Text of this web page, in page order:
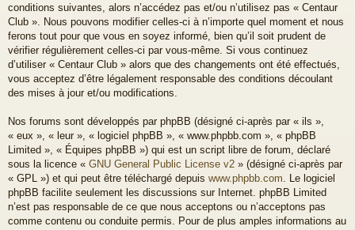
conditions suivantes, alors n’accédez pas et/ou n’utilisez pas « Centaur
Club ». Nous pouvons modifier celles-ci à n’importe quel moment et nous
ferons tout pour que vous en soyez informé, bien qu’il soit prudent de
vérifier régulièrement celles-ci par vous-même. Si vous continuez
d’utiliser « Centaur Club » alors que des changements ont été effectués,
vous acceptez d’être légalement responsable des conditions découlant
des mises à jour et/ou modifications.
Nos forums sont développés par phpBB (désigné ci-après par « ils »,
« eux », « leur », « logiciel phpBB », « www.phpbb.com », « phpBB
Limited », « Équipes phpBB ») qui est un script libre de forum, déclaré
sous la licence « GNU General Public License v2 » (désigné ci-après par
« GPL ») et qui peut être téléchargé depuis www.phpbb.com . Le logiciel
phpBB facilite seulement les discussions sur Internet. phpBB Limited
n’est pas responsable de ce que nous acceptons ou n’acceptons pas
comme contenu ou conduite permis. Pour de plus amples informations au